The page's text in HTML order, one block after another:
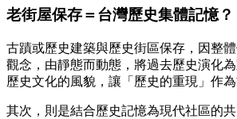
老街屋保存＝台灣歷史集體記憶？
古蹟或歷史建築與歷史街區保存，因整
觀念，由靜態而動態，將過去歷史演化
歷史文化的風貌，讓「歷史的重現」作為
其次，則是結合歷史記憶為現代社區的